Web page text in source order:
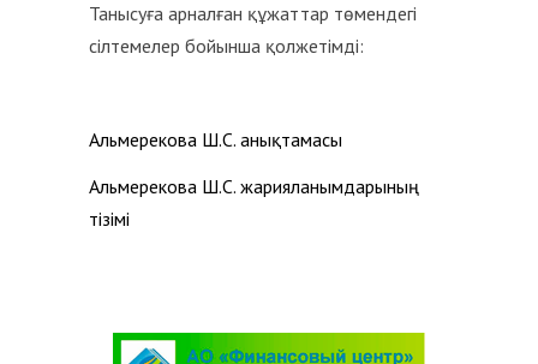
Танысуға арналған құжаттар төмендегі
сілтемелер бойынша қолжетімді:
Альмерекова Ш.С. анықтамасы
Альмерекова Ш.С. жарияланымдарының
тізімі